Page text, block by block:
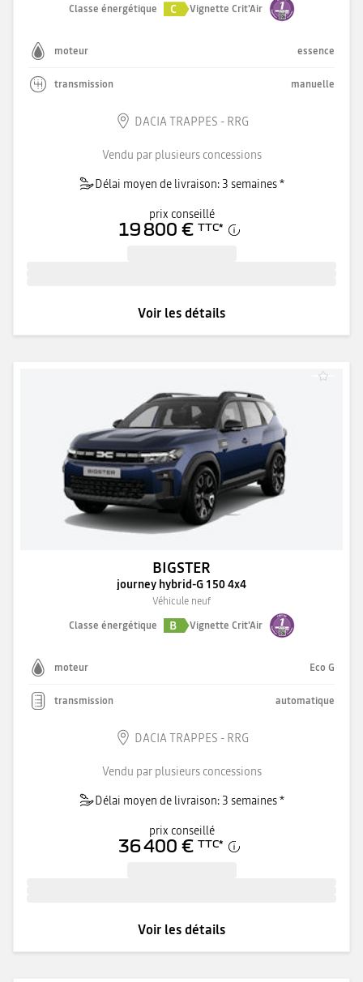
Classe énergétique
C Vignette Crit'Air
moteur essence
transmission manuelle
DACIA TRAPPES - RRG
Vendu par plusieurs concessions
Délai moyen de livraison: 3 semaines *
prix conseillé
19 800 € TTC*
Voir les détails
BIGSTER
journey hybrid-G 150 4x4
Véhicule neuf
Classe énergétique
B Vignette Crit'Air
moteur Eco G
transmission automatique
DACIA TRAPPES - RRG
Vendu par plusieurs concessions
Délai moyen de livraison: 3 semaines *
prix conseillé
36 400 € TTC*
Voir les détails